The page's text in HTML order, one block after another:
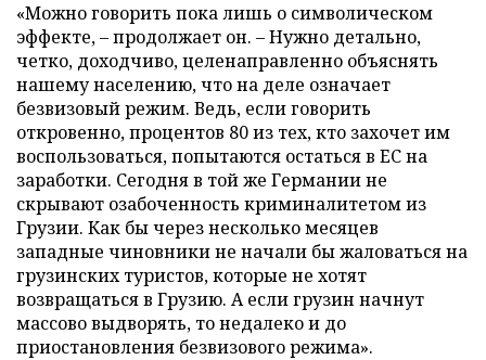
«Можно говорить пока лишь о символическом
эффекте, – продолжает он. – Нужно детально,
четко, доходчиво, целенаправленно объяснять
нашему населению, что на деле означает
безвизовый режим. Ведь, если говорить
откровенно, процентов 80 из тех, кто захочет им
воспользоваться, попытаются остаться в ЕС на
заработки. Сегодня в той же Германии не
скрывают озабоченность криминалитетом из
Грузии. Как бы через несколько месяцев
западные чиновники не начали бы жаловаться на
грузинских туристов, которые не хотят
возвращаться в Грузию. А если грузин начнут
массово выдворять, то недалеко и до
приостановления безвизового режима».